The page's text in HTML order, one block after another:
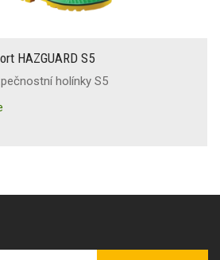
HAZGUARD S5
holínky S5